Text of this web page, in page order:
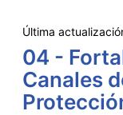
Última
04 -
Canales